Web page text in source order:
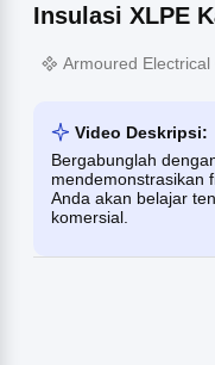
Insulasi XLPE
Armoured Electrical
Video Deskripsi:
Bergabunglah
mendemonstrasikan
Anda akan belajar
komersial.